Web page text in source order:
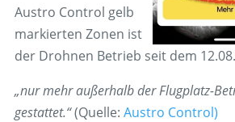
Austro Control gelb
markierten Zonen ist
der Drohnen Betrieb seit dem
„nur mehr außerhalb der Flugplatz-
gestattet.“(Quelle: Austro Control)